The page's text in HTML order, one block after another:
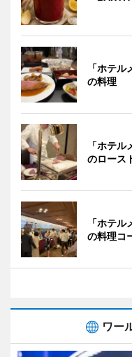
「ホテ
の料理
「ホテ
のロース
「ホテ
の料理コ
ワー